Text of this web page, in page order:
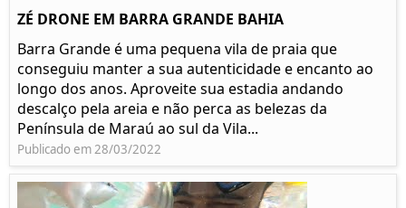
ZÉ DRONE EM BARRA GRANDE BAHIA
Barra Grande é uma pequena vila de praia que
conseguiu manter a sua autenticidade e encanto ao
longo dos anos. Aproveite sua estadia andando
descalço pela areia e não perca as belezas da
Península de Maraú ao sul da Vila...
Publicado em 28/03/2022